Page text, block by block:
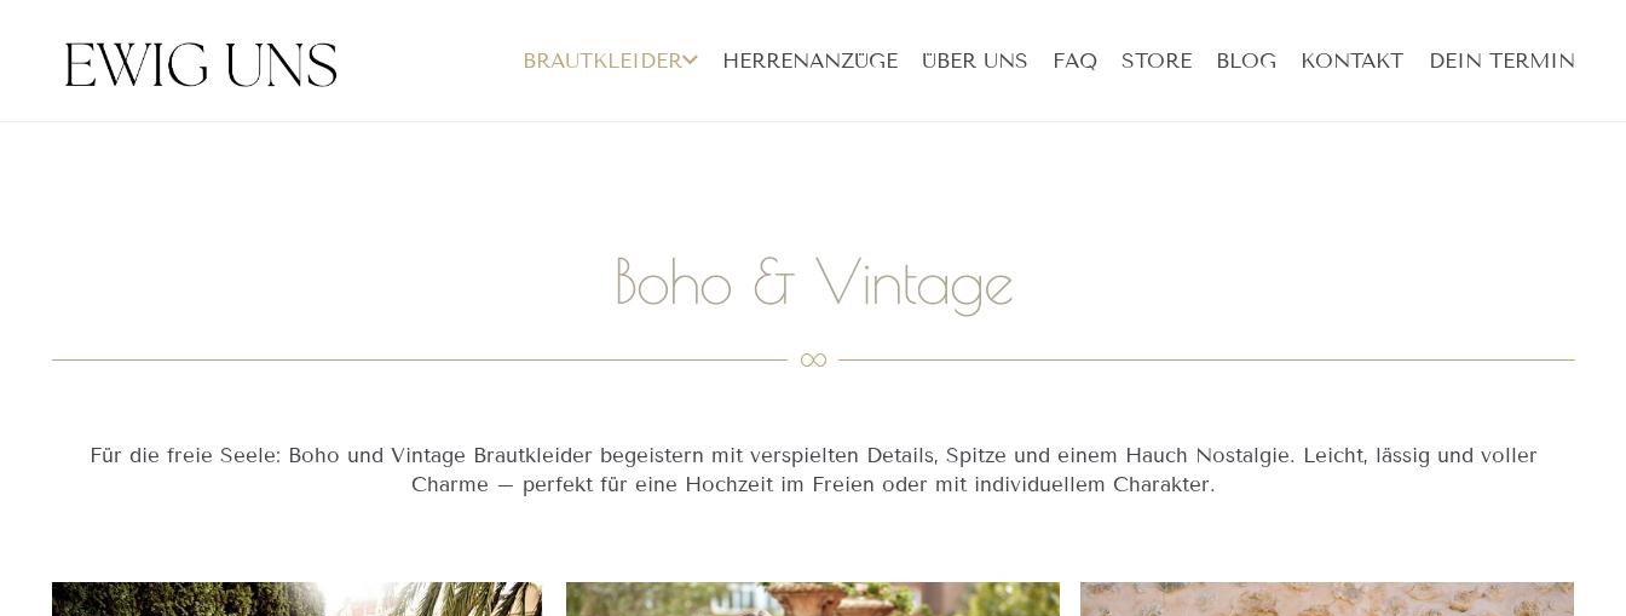
BRAUTKLEIDER HERRENANZÜGE ÜBER UNS FAQ STORE BLOG KONTAKT DEIN TERMIN
Boho & Vintage
Für die freie Seele: Boho und Vintage Brautkleider begeistern mit verspielten Details, Spitze und einem Hauch Nostalgie. Leicht, lässig und voller
Charme – perfekt für eine Hochzeit im Freien oder mit individuellem Charakter.